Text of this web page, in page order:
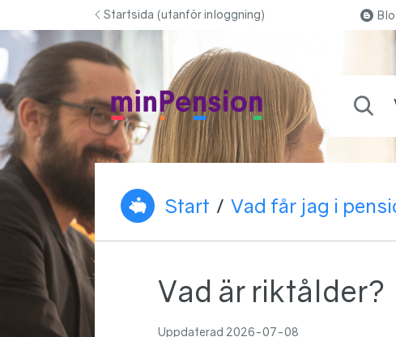
Hoppa till innehållStartsida (utanför inloggning)
Du är här:Start / Vad får jag i
Vad är riktålder?
Uppdaterad 2026-07-08